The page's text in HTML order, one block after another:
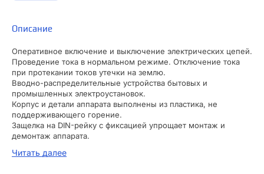
Описание
Оперативное включение и выключение электрических цепей.
Проведение тока в нормальном режиме. Отключение тока
при протекании токов утечки на землю.
Вводно-распределительные устройства бытовых и
промышленных электроустановок.
Корпус и детали аппарата выполнены из пластика, не
поддерживающего горение.
Защелка на DIN-рейку с фиксацией упрощает монтаж и
демонтаж аппарата.
Клеммные зажимы автомата промаркированы, что позволяет
Читать далее